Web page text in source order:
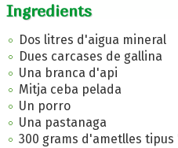
Ingredients
Dos litres d'aigua mineral
Dues carcases de gallina
Una branca d'api
Mitja ceba pelada
Un porro
Una pastanaga
300 grams d'ametlles